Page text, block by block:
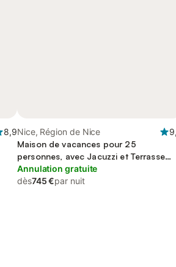
8,9Nice, Région de Nice
Maison de vacances pour 25
personnes, avec Jacuzzi et Terrasse
ainsi que Jardin et Piscine
Annulation gratuite
dès745 €par nuit